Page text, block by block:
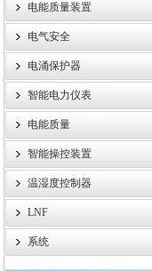
电能质量装置
电气安全
电涌保护器
智能电力仪表
电能质量
智能操控装置
温湿度控制器
LNF
系统